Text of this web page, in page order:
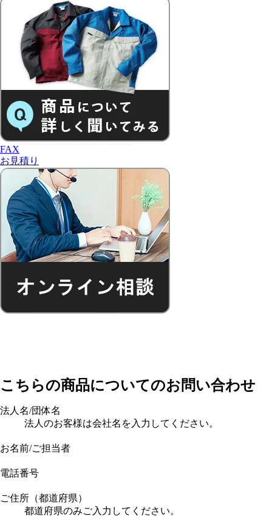
FAX
お見積り
こちらの商品についてのお問い合わせ
法人名/団体名
法人のお客様は会社名を入力してください。
お名前/ご担当者
電話番号
ご住所（都道府県）
都道府県のみご入力してください。